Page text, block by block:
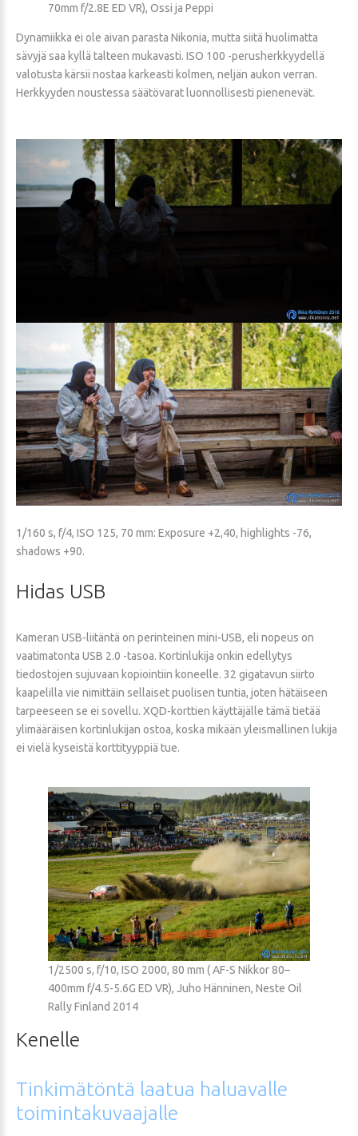
70mm f/2.8E ED VR), Ossi ja Peppi
Dynamiikka ei ole aivan parasta Nikonia, mutta siitä huolimatta
sävyjä saa kyllä talteen mukavasti. ISO 100 -perusherkkyydellä
valotusta kärsii nostaa karkeasti kolmen, neljän aukon verran.
Herkkyyden noustessa säätövarat luonnollisesti pienenevät.
1/160 s, f/4, ISO 125, 70 mm: Exposure +2,40, highlights -76,
shadows +90.
Hidas USB
Kameran USB-liitäntä on perinteinen mini-USB, eli nopeus on
vaatimatonta USB 2.0 -tasoa. Kortinlukija onkin edellytys
tiedostojen sujuvaan kopiointiin koneelle. 32 gigatavun siirto
kaapelilla vie nimittäin sellaiset puolisen tuntia, joten hätäiseen
tarpeeseen se ei sovellu. XQD-korttien käyttäjälle tämä tietää
ylimääräisen kortinlukijan ostoa, koska mikään yleismallinen lukija
ei vielä kyseistä korttityyppiä tue.
1/2500 s, f/10, ISO 2000, 80 mm ( AF-S Nikkor 80–
400mm f/4.5-5.6G ED VR), Juho Hänninen, Neste Oil
Rally Finland 2014
Kenelle
Tinkimätöntä laatua haluavalle
toimintakuvaajalle